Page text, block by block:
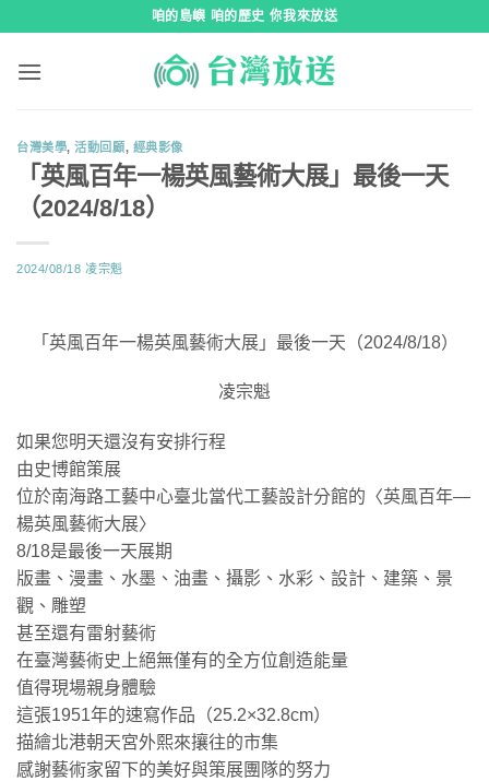
咱的島嶼 咱的歷史 你我來放送
台灣美學,活動回顧, 經典影像
「英風百年一楊英風藝術大展」最後一天
（2024/8/18）
2024/08/18 凌宗魁
「英風百年一楊英風藝術大展」最後一天（2024/8/18）
凌宗魁
如果您明天還沒有安排行程
由史博館策展
位於南海路工藝中心臺北當代工藝設計分館的〈英風百年—
楊英風藝術大展〉
8/18是最後一天展期
版畫、漫畫、水墨、油畫、攝影、水彩、設計、建築、景
觀、雕塑
甚至還有雷射藝術
在臺灣藝術史上絕無僅有的全方位創造能量
值得現場親身體驗
這張1951年的速寫作品（25.2×32.8cm）
描繪北港朝天宮外熙來攘往的市集
感謝藝術家留下的美好與策展團隊的努力